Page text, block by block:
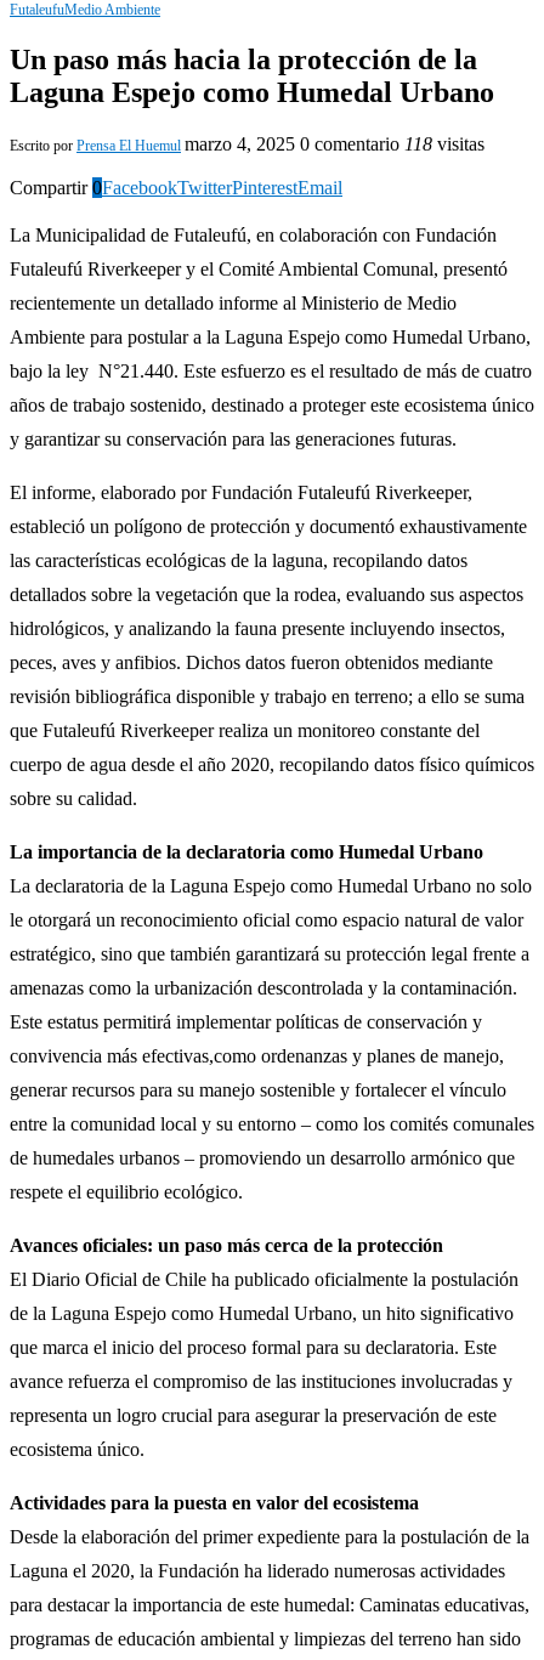
FutaleufuMedio Ambiente
Un paso más hacia la protección de la
Laguna Espejo como Humedal Urbano
Escrito por Prensa El Huemul marzo 4, 2025 0 comentario 118 visitas
Compartir 0FacebookTwitterPinterestEmail
La Municipalidad de Futaleufú, en colaboración con Fundación
Futaleufú Riverkeeper y el Comité Ambiental Comunal, presentó
recientemente un detallado informe al Ministerio de Medio
Ambiente para postular a la Laguna Espejo como Humedal Urbano,
bajo la ley N°21.440. Este esfuerzo es el resultado de más de cuatro
años de trabajo sostenido, destinado a proteger este ecosistema único
y garantizar su conservación para las generaciones futuras.
El informe, elaborado por Fundación Futaleufú Riverkeeper,
estableció un polígono de protección y documentó exhaustivamente
las características ecológicas de la laguna, recopilando datos
detallados sobre la vegetación que la rodea, evaluando sus aspectos
hidrológicos, y analizando la fauna presente incluyendo insectos,
peces, aves y anfibios. Dichos datos fueron obtenidos mediante
revisión bibliográfica disponible y trabajo en terreno; a ello se suma
que Futaleufú Riverkeeper realiza un monitoreo constante del
cuerpo de agua desde el año 2020, recopilando datos físico químicos
sobre su calidad.
La importancia de la declaratoria como Humedal Urbano
La declaratoria de la Laguna Espejo como Humedal Urbano no solo
le otorgará un reconocimiento oficial como espacio natural de valor
estratégico, sino que también garantizará su protección legal frente a
amenazas como la urbanización descontrolada y la contaminación.
Este estatus permitirá implementar políticas de conservación y
convivencia más efectivas,como ordenanzas y planes de manejo,
generar recursos para su manejo sostenible y fortalecer el vínculo
entre la comunidad local y su entorno – como los comités comunales
de humedales urbanos – promoviendo un desarrollo armónico que
respete el equilibrio ecológico.
Avances oficiales: un paso más cerca de la protección
El Diario Oficial de Chile ha publicado oficialmente la postulación
de la Laguna Espejo como Humedal Urbano, un hito significativo
que marca el inicio del proceso formal para su declaratoria. Este
avance refuerza el compromiso de las instituciones involucradas y
representa un logro crucial para asegurar la preservación de este
ecosistema único.
Actividades para la puesta en valor del ecosistema
Desde la elaboración del primer expediente para la postulación de la
Laguna el 2020, la Fundación ha liderado numerosas actividades
para destacar la importancia de este humedal: Caminatas educativas,
programas de educación ambiental y limpiezas del terreno han sido